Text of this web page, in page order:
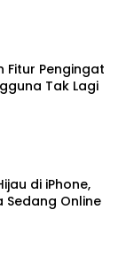
Fitur Pengingat
Tak Lagi
di iPhone,
Sedang Online